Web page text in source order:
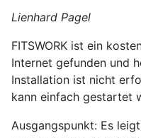
Lienhard Pagel
FITSWORK ist ein
Internet gefunden und
Installation ist nicht
kann einfach gestartet
Ausgangspunkt: Es